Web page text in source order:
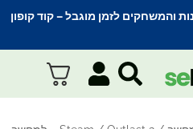
והמשחקים לזמן מוגבל – קוד קופון